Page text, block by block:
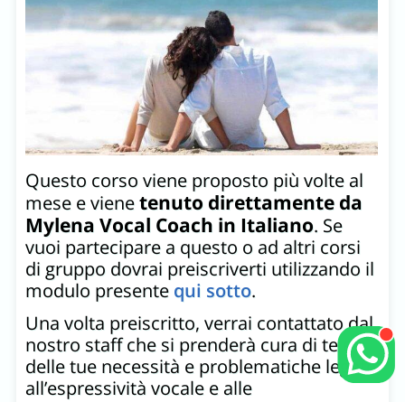
Questo corso viene proposto più volte al
mese e vienetenuto direttamente da
Mylena Vocal Coach in Italiano. Se
vuoi partecipare a questo o ad altri corsi
di gruppo dovrai preiscriverti utilizzando il
modulo presente qui sotto.
Una volta preiscritto, verrai contattato dal
nostro staff che si prenderà cura di te e
delle tue necessità e problematiche legate
all’espressività vocale e alle